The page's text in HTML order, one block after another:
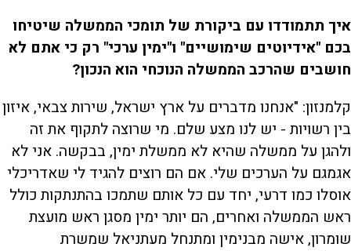
איך תתמודדו עם ביקורת של תומכי הממשלה שיטיחו
בכם "אידיוטים שימושיים" ו"ימין ערכי" רק כי אתם לא
חושבים שהרכב הממשלה הנוכחי הוא הנכון?
קלמנזון: "אנחנו מדברים על ארץ ישראל, שירות צבאי, איזון
בין רשויות - יש לנו מצע שלם. מי שרוצה לתקוף את זה
ולהגן על ממשלה שהיא לא ממשלת ימין, בבקשה. אני לא
אגמגם על הערכים שלי. אם הם רוצים להגיד לי שאדריכלי
אוסלו כמו דרעי, יחד עם כל אותם שתמכו בהתנתקות כולל
ראש הממשלה ואחרים, הם יותר ימין מסגן ראש מועצת
שומרון, אישה מבנימין ומתנחל מעתניאל שמשרת